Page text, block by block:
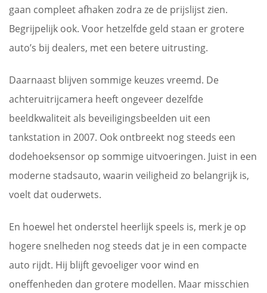
gaan compleet afhaken zodra ze de prijslijst zien.
Begrijpelijk ook. Voor hetzelfde geld staan er grotere
auto’s bij dealers, met een betere uitrusting.
Daarnaast blijven sommige keuzes vreemd. De
achteruitrijcamera heeft ongeveer dezelfde
beeldkwaliteit als beveiligingsbeelden uit een
tankstation in 2007. Ook ontbreekt nog steeds een
dodehoeksensor op sommige uitvoeringen. Juist in een
moderne stadsauto, waarin veiligheid zo belangrijk is,
voelt dat ouderwets.
En hoewel het onderstel heerlijk speels is, merk je op
hogere snelheden nog steeds dat je in een compacte
auto rijdt. Hij blijft gevoeliger voor wind en
oneffenheden dan grotere modellen. Maar misschien